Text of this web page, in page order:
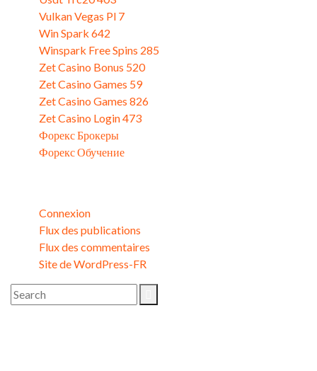
Vulkan Vegas Pl 7
Win Spark 642
Winspark Free Spins 285
Zet Casino Bonus 520
Zet Casino Games 59
Zet Casino Games 826
Zet Casino Login 473
Форекс Брокеры
Форекс Обучение
Connexion
Flux des publications
Flux des commentaires
Site de WordPress-FR